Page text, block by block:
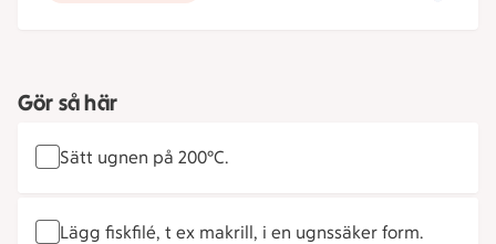
Gör så här
Sätt ugnen på 200°C.
Lägg fiskfilé, t ex makrill, i en ugnssäker form.